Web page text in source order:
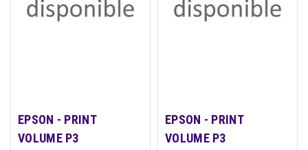
EPSON - PRINT
VOLUME P3
EPSON - PRINT
VOLUME P3